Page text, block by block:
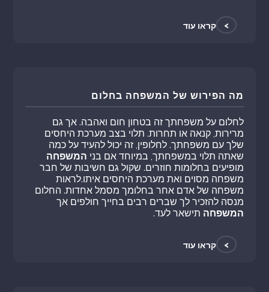
> קראו עוד
מה הפירוש של המשפחה בחלום
לחלום על משפחתך זה בטחון חום ואהבה. אך גם
מרירות, קנאה או תחרות. תלוי בצב מערכת היחסים
שלך עם משפחתך. לחלופין, זה יכול להעיד על כמה
שאתה תלוי במשפחתך, במיוחד אם בני המשפחה
מופיעים בחלומות חוזרים. שקול גם חשיבות של חבר
משפחה מסוים ואת מערכת היחסים איתו.לראות
משפחה של אדם אחר בחלומך מסמל אחדות. החלום
מנסה להזכיר לך שברים רבים בחייך חולפים אך
המשפחה תישאר לעד.
> קראו עוד